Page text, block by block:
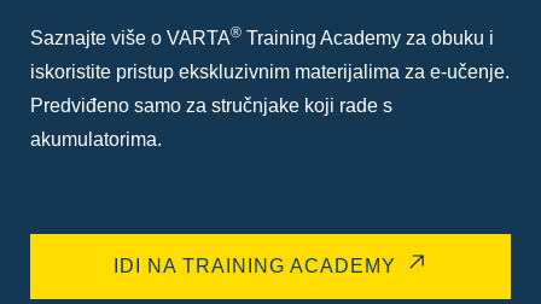
Saznajte više o VARTA® Training Academy za obuku i
iskoristite pristup ekskluzivnim materijalima za e-učenje.
Predviđeno samo za stručnjake koji rade s
akumulatorima.
IDI NA TRAINING ACADEMY